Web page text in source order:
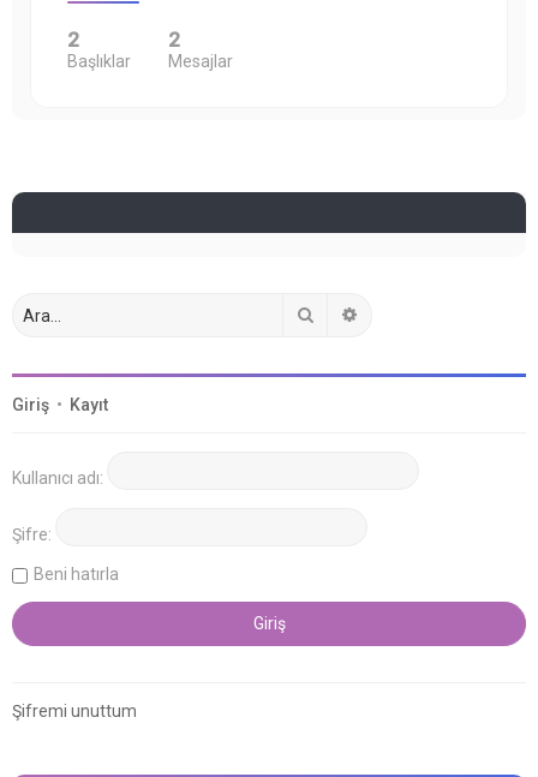
2
Başlıklar
2
Mesajlar
Giriş • Kayıt
Kullanıcı adı:
Şifre:
Beni hatırla
Şifremi unuttum